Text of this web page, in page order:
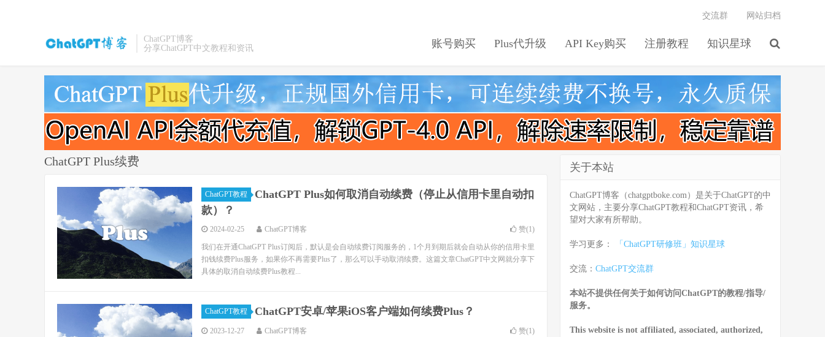
ChatGPT博客
分享ChatGPT中文教程和资讯
账号购买 Plus代升级 API Key购买 注册教程 知识星球
交流群 网站归档
ChatGPT Plus续费
ChatGPT教程
ChatGPT Plus如何取消自动续费（停止从信用卡里自动扣
款）？
2024-02-25 ChatGPT博客 赞(1)
我们在开通ChatGPT Plus订阅后，默认是会自动续费订阅服务的，1个月到期后就会自动从你的信用卡里
扣钱续费Plus服务，如果你不再需要Plus了，那么可以手动取消续费。这篇文章ChatGPT中文网就分享下
具体的取消自动续费Plus教程...
ChatGPT教程 ChatGPT安卓/苹果iOS客户端如何续费Plus？
2023-12-27 ChatGPT博客 赞(1)
关于本站
ChatGPT博客（chatgptboke.com）是关于ChatGPT的中
文网站，主要分享ChatGPT教程和ChatGPT资讯，希
望对大家有所帮助。
学习更多： 「ChatGPT研修班」知识星球
交流： ChatGPT交流群
本站不提供任何关于如何访问ChatGPT的教程/指导/
服务。
This website is not affiliated, associated, authorized,